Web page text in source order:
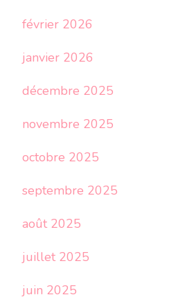
février 2026
janvier 2026
décembre 2025
novembre 2025
octobre 2025
septembre 2025
août 2025
juillet 2025
juin 2025